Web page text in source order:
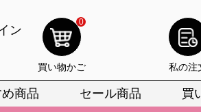
ン
0
買い物かご 私の注
商品 セール商品 買
安心してお選びいただけます。